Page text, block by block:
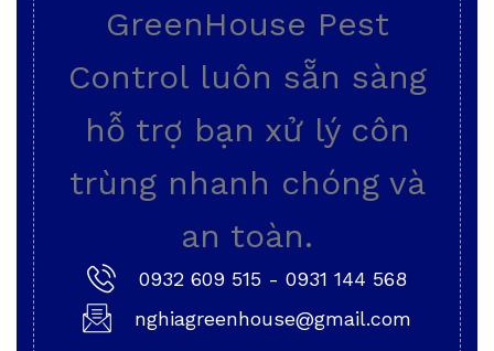
GreenHouse Pest
Control luôn sẵn sàng
hỗ trợ bạn xử lý côn
trùng nhanh chóng và
an toàn.
0932 609 515 - 0931 144 568
nghiagreenhouse@gmail.com